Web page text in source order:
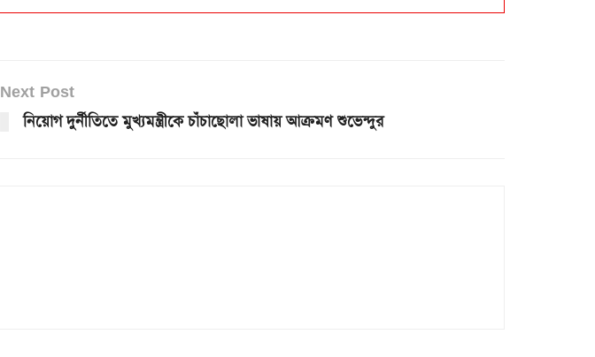
Next Post
নিয়োগ দুর্নীতিতে মুখ্যমন্ত্রীকে চাঁচাছোলা ভাষায় আক্রমণ শুভেন্দুর